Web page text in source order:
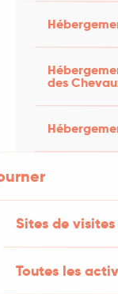
des
Sites de visites
Toutes les